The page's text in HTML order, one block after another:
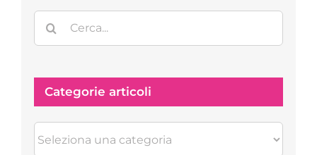
per:
Categorie articoli
articoli